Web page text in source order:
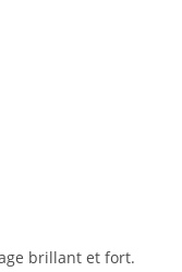
brillant et fort.